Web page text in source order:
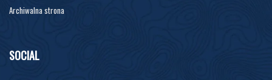
Archiwalna strona
SOCIAL